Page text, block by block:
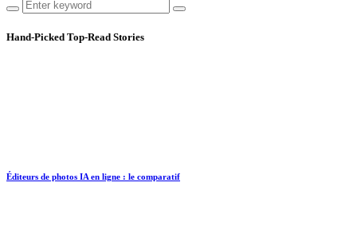
Hand-Picked Top-Read Stories
Éditeurs de photos IA en ligne : le comparatif